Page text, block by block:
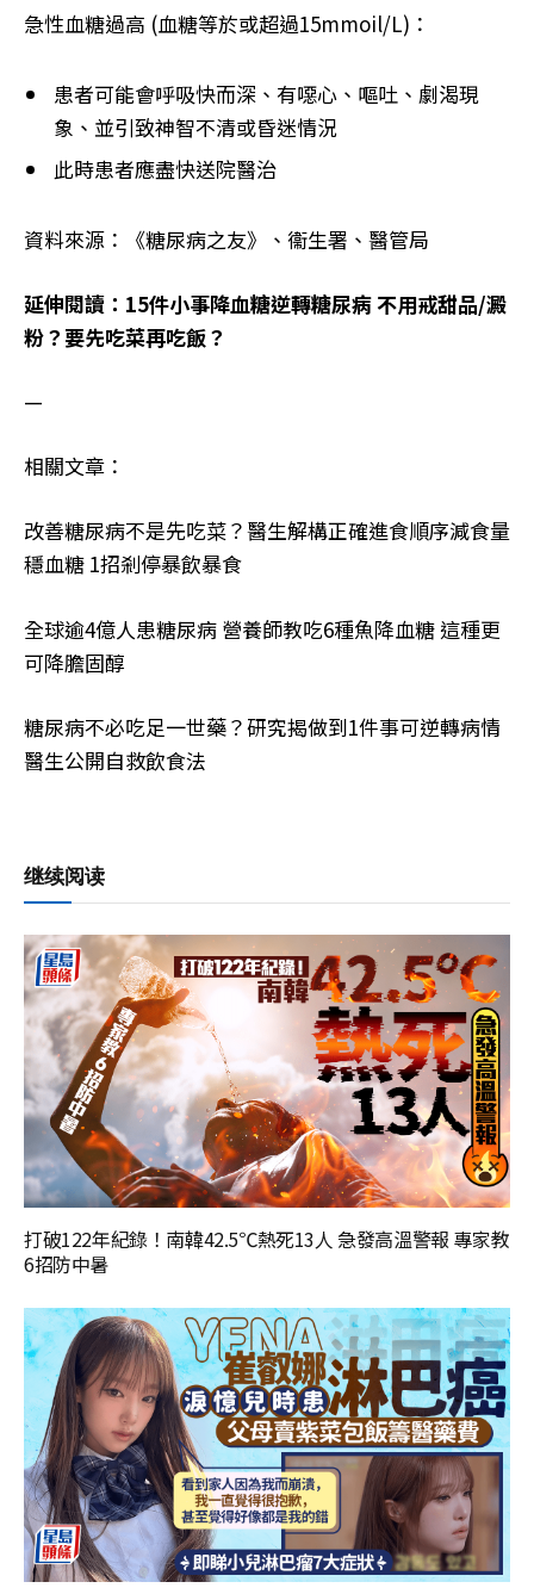
急性血糖過高 (血糖等於或超過15mmoil/L)：
患者可能會呼吸快而深、有噁心、嘔吐、劇渴現
象、並引致神智不清或昏迷情況
此時患者應盡快送院醫治
資料來源：《糖尿病之友》、衞生署、醫管局
延伸閱讀：15件小事降血糖逆轉糖尿病 不用戒甜品/澱
粉？要先吃菜再吃飯？
—
相關文章：
改善糖尿病不是先吃菜？醫生解構正確進食順序減食量
穩血糖 1招剎停暴飲暴食
全球逾4億人患糖尿病 營養師教吃6種魚降血糖 這種更
可降膽固醇
糖尿病不必吃足一世藥？研究揭做到1件事可逆轉病情
醫生公開自救飲食法
继续阅读
打破122年紀錄！南韓42.5℃熱死13人 急發高溫警報 專家教
6招防中暑